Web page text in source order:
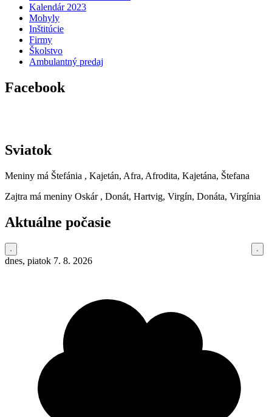
Kalendár 2023
Mohyly
Inštitúcie
Firmy
Školstvo
Ambulantný predaj
Facebook
Sviatok
Meniny má Štefánia , Kajetán, Afra, Afrodita, Kajetána, Štefana
Zajtra má meniny Oskár , Donát, Hartvig, Virgín, Donáta, Virgínia
Aktuálne počasie
dnes, piatok 7. 8. 2026